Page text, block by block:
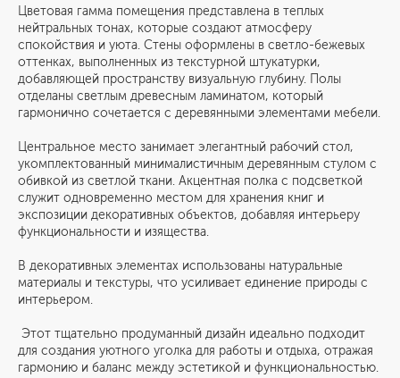
Цветовая гамма помещения представлена в теплых
нейтральных тонах, которые создают атмосферу
спокойствия и уюта. Стены оформлены в светло-бежевых
оттенках, выполненных из текстурной штукатурки,
добавляющей пространству визуальную глубину. Полы
отделаны светлым древесным ламинатом, который
гармонично сочетается с деревянными элементами мебели.
Центральное место занимает элегантный рабочий стол,
укомплектованный минималистичным деревянным стулом с
обивкой из светлой ткани. Акцентная полка с подсветкой
служит одновременно местом для хранения книг и
экспозиции декоративных объектов, добавляя интерьеру
функциональности и изящества.
В декоративных элементах использованы натуральные
материалы и текстуры, что усиливает единение природы с
интерьером.
Этот тщательно продуманный дизайн идеально подходит
для создания уютного уголка для работы и отдыха, отражая
гармонию и баланс между эстетикой и функциональностью.